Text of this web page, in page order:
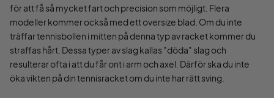
för att få så mycket fart och precision som möjligt. Flera
modeller kommer också med ett oversize blad. Om du inte
träffar tennisbollen i mitten på denna typ av racket kommer du
straffas hårt. Dessa typer av slag kallas "döda" slag och
resulterar ofta i att du får ont i arm och axel. Därför ska du inte
öka vikten på din tennisracket om du inte har rätt sving.